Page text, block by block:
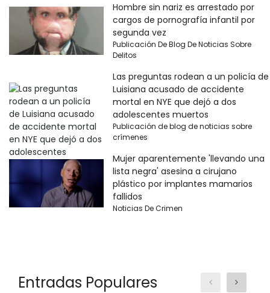
Hombre sin nariz es arrestado por
cargos de pornografía infantil por
segunda vez
Publicación De Blog De Noticias Sobre
Delitos
Las preguntas rodean a un policía de
Luisiana acusado de accidente
mortal en NYE que dejó a dos
adolescentes muertos
Publicación de blog de noticias sobre
crímenes
Mujer aparentemente 'llevando una
lista negra' asesina a cirujano
plástico por implantes mamarios
fallidos
Noticias De Crimen
Entradas Populares